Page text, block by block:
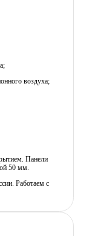
воздуха;
Панели
50 мм.
Работаем с